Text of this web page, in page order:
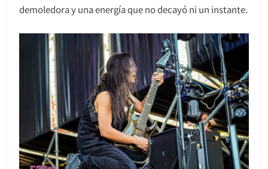
demoledora y una energía que no decayó ni un instante.